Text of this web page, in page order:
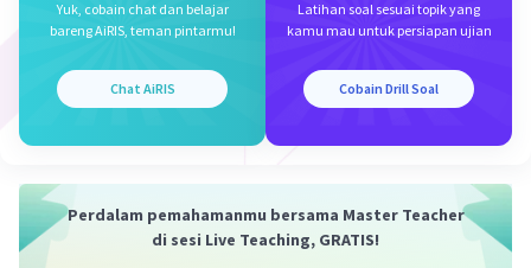
sektor ekonomi seperti pertanian, industri, dan jasa.
Nilai tambah ini digunakan untuk menghitung
Ketiga pendekatan ini seharusnya menghasilkan angka
yang sama untuk pendapatan nasional total dalam suatu
pendekatan ini untuk memahami dan mengukur
kesehatan ekonomi suatu negara.
Yuk, cobain chat dan belajar
bareng AiRIS, teman pintarmu!
Chat AiRIS
Latihan soal sesuai topik yang
kamu mau untuk persiapan ujian
Cobain Drill Soal
Perdalam pemahamanmu bersama Master Teacher
di sesi Live Teaching, GRATIS!